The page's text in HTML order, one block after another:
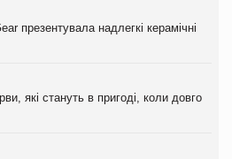
презентувала надлегкі керамічні
які стануть в пригоді, коли довго